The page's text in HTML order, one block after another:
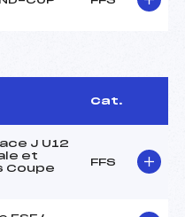
Cat.
J U12
et
Coupe
FFS